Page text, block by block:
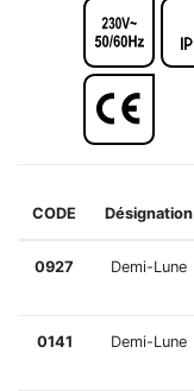
CODE Désignation
0927 Demi-Lune
0141 Demi-Lune